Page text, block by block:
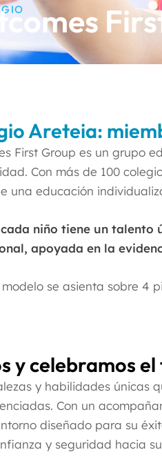
Areteia:
First Group es un grupo
Con más de 100
una educación
niño tiene un talento
apoyada en la
se asienta sobre 4
y celebramos
y habilidades únicas
Con un
diseñado para su
y seguridad hacia